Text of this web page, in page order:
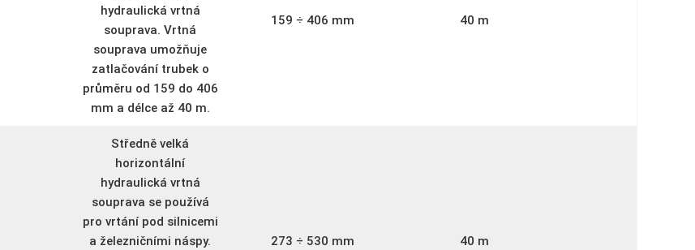
hydraulická vrtná
souprava. Vrtná
souprava umožňuje
zatlačování trubek o
průměru od 159 do 406
mm a délce až 40 m.
159 ÷ 406 mm 40 m
Středně velká
horizontální
hydraulická vrtná
souprava se používá
pro vrtání pod silnicemi
a železničními náspy.
273 ÷ 530 mm 40 m